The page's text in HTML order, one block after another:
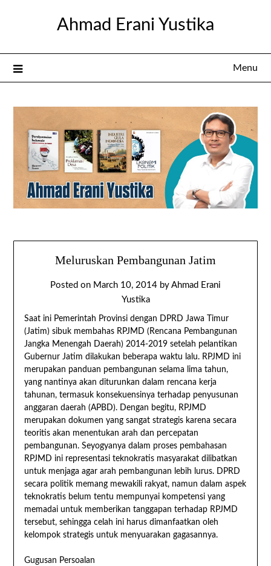
Ahmad Erani Yustika
Menu
Meluruskan Pembangunan Jatim
Posted on March 10, 2014 by Ahmad Erani
Yustika
Saat ini Pemerintah Provinsi dengan DPRD Jawa Timur
(Jatim) sibuk membahas RPJMD (Rencana Pembangunan
Jangka Menengah Daerah) 2014-2019 setelah pelantikan
Gubernur Jatim dilakukan beberapa waktu lalu. RPJMD ini
merupakan panduan pembangunan selama lima tahun,
yang nantinya akan diturunkan dalam rencana kerja
tahunan, termasuk konsekuensinya terhadap penyusunan
anggaran daerah (APBD). Dengan begitu, RPJMD
merupakan dokumen yang sangat strategis karena secara
teoritis akan menentukan arah dan percepatan
pembangunan. Seyogyanya dalam proses pembahasan
RPJMD ini representasi teknokratis masyarakat dilibatkan
untuk menjaga agar arah pembangunan lebih lurus. DPRD
secara politik memang mewakili rakyat, namun dalam aspek
teknokratis belum tentu mempunyai kompetensi yang
memadai untuk memberikan tanggapan terhadap RPJMD
tersebut, sehingga celah ini harus dimanfaatkan oleh
kelompok strategis untuk menyuarakan gagasannya.
Gugusan Persoalan